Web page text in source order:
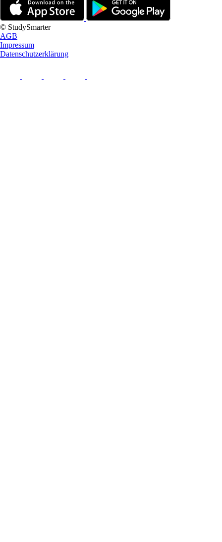
© StudySmarter
AGB
Impressum
Datenschutzerklärung